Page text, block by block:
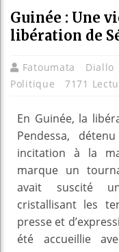
Guinée : Une
libération de
Fatoumata Diallo
Politique
7171
En Guinée, la
Pendessa,
incitation à la
marque un
avait suscité
cristallisant les
presse et
été accueillie